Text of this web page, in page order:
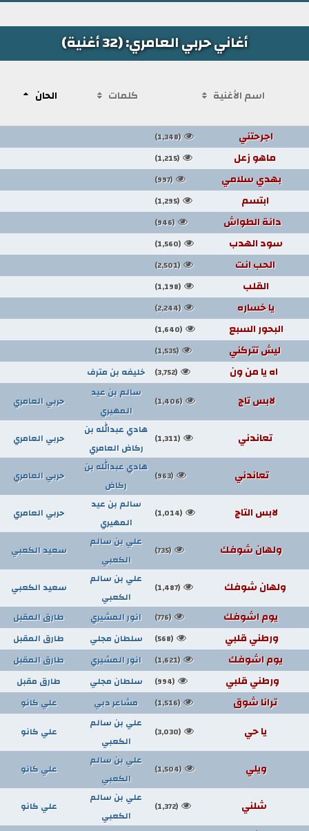
أغاني حربي العامري: (32 أغنية)
اسم الأغنية كلمات الحان
اجرحتني (1,348)
ماهو زعل (1,215)
بهدي سلامي (997)
ابتسم (1,295)
دانة الطواش (946)
سود الهدب (1,560)
الحب انت (2,501)
القلب (1,198)
يا خساره (2,244)
البحور السبع (1,640)
ليش تتركني (1,535)
اه يا من ون (3,752) خليفه بن مترف
لابس تاج (1,406)
سالم بن عيد
المهيري
حربي العامري
تعاندني (1,311)
هادي عبدالله بن
ركاض العامري
حربي العامري
تعاندني (963)
هادي عبدالله بن
ركاض
حربي العامري
لابس التاج (1,014)
سالم بن عيد
المهيري
حربي العامري
ولهان شوفك (735)
علي بن سالم
الكعبي
سعيد الكعبي
ولهان شوفك (1,487)
علي بن سالم
الكعبي
سعيد الكعبي
يوم اشوفك (776) انور المشيري طارق المقبل
ورطني قلبي (568) سلطان مجلي طارق المقبل
يوم اشوفك (1,621) انور المشيري طارق المقبل
ورطني قلبي (994) سلطان مجلي طارق مقبل
ترانا شوق (1,516) مشاعر دبي علي كانو
يا حي (3,030)
علي بن سالم
الكعبي
علي كانو
ويلي (1,504)
علي بن سالم
الكعبي
علي كانو
شلني (1,372)
علي بن سالم
الكعبي
علي كانو